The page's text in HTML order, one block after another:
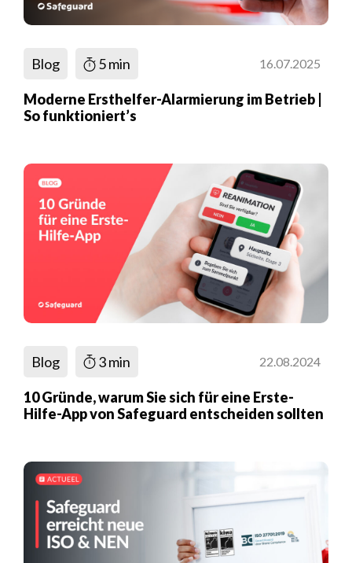
Blog 5 min 16.07.2025
Moderne Ersthelfer-Alarmierung im Betrieb |
So funktioniert’s
Blog 3 min 22.08.2024
10 Gründe, warum Sie sich für eine Erste-
Hilfe-App von Safeguard entscheiden sollten